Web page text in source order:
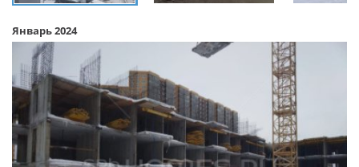
Январь 2024